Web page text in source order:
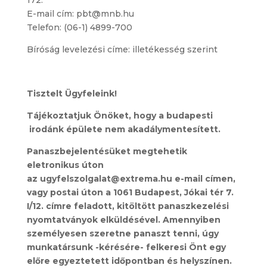
E-mail cím: pbt@mnb.hu
Telefon: (06-1) 4899-700
Bíróság levelezési címe: illetékesség szerint
Tisztelt Ügyfeleink!
Tájékoztatjuk Önöket, hogy a budapesti
irodánk épülete nem akadálymentesített.
Panaszbejelentésüket megtehetik
eletronikus úton
az ugyfelszolgalat@extrema.hu e-mail címen,
vagy postai úton a 1061 Budapest, Jókai tér 7.
I/12. címre feladott, kitöltött panaszkezelési
nyomtatványok elküldésével. Amennyiben
személyesen szeretne panaszt tenni, úgy
munkatársunk -kérésére- felkeresi Önt egy
előre egyeztetett időpontban és helyszínen.